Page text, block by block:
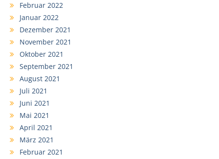
Februar 2022
Januar 2022
Dezember 2021
November 2021
Oktober 2021
September 2021
August 2021
Juli 2021
Juni 2021
Mai 2021
April 2021
März 2021
Februar 2021